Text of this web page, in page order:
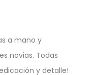
a mano y
novias. Todas
y detalle!